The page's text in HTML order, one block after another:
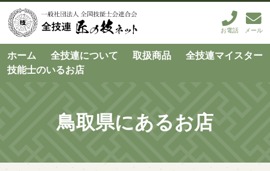
お電話 メール
ホーム 全技連について 取扱商品
全技連マイスター
技能士のいるお店
鳥取県にあるお店